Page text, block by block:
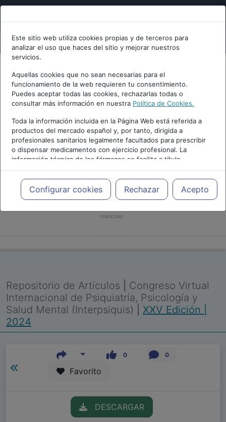
Este sitio web utiliza cookies propias y de terceros para
analizar el uso que haces del sitio y mejorar nuestros
servicios.
Aquellas cookies que no sean necesarias para el
funcionamiento de la web requieren tu consentimiento.
Puedes aceptar todas las cookies, rechazarlas todas o
consultar más información en nuestra Política de Cookies.
Toda la información incluida en la Página Web está referida a
productos del mercado español y, por tanto, dirigida a
profesionales sanitarios legalmente facultados para prescribir
o dispensar medicamentos con ejercicio profesional. La
información técnica de los fármacos se facilita a título
meramente informativo, siendo responsabilidad de los
profesionales facultados prescribir medicamentos y decidir, en
cada caso concreto, el tratamiento más adecuado a las
necesidades del paciente.
Configurar cookies Rechazar Acepto
PUBLICIDAD
Repositorio de Artículos
Congreso Virtual
Internacional de Psiquiatría, Psicología y
Salud Mental (Interpsiquis)
XXV Edición |
2024
0 0
Favorito
DESCARGAR